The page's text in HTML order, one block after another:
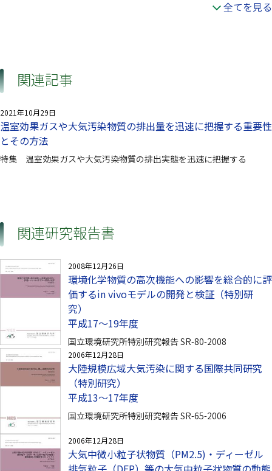
全てを見る
関連記事
2021年10月29日
温室効果ガスや大気汚染物質の排出量を迅速に把握する重要性
とその方法
特集 温室効果ガスや大気汚染物質の排出実態を迅速に把握する
関連研究報告書
2008年12月26日
環境化学物質の高次機能への影響を総合的に評
価するin vivoモデルの開発と検証（特別研
究）
平成17〜19年度
国立環境研究所特別研究報告 SR-80-2008
2006年12月28日
大陸規模広域大気汚染に関する国際共同研究
（特別研究）
平成13〜17年度
国立環境研究所特別研究報告 SR-65-2006
2006年12月28日
大気中微小粒子状物質（PM2.5)・ディーゼル